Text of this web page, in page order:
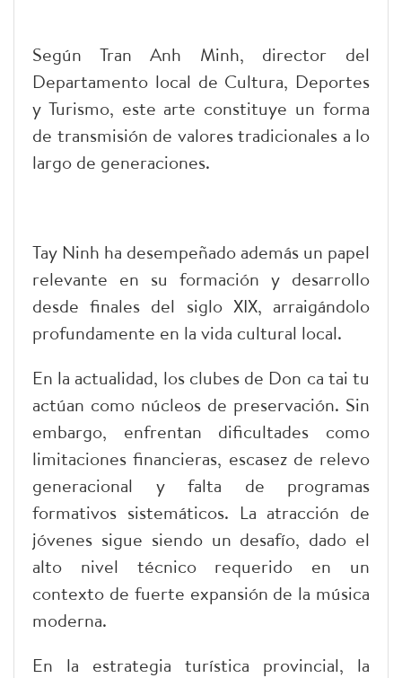
Según Tran Anh Minh, director del
Departamento local de Cultura, Deportes
y Turismo, este arte constituye un forma
de transmisión de valores tradicionales a lo
largo de generaciones.
Tay Ninh ha desempeñado además un papel
relevante en su formación y desarrollo
desde finales del siglo XIX, arraigándolo
profundamente en la vida cultural local.
En la actualidad, los clubes de Don ca tai tu
actúan como núcleos de preservación. Sin
embargo, enfrentan dificultades como
limitaciones financieras, escasez de relevo
generacional y falta de programas
formativos sistemáticos. La atracción de
jóvenes sigue siendo un desafío, dado el
alto nivel técnico requerido en un
contexto de fuerte expansión de la música
moderna.
En la estrategia turística provincial, la